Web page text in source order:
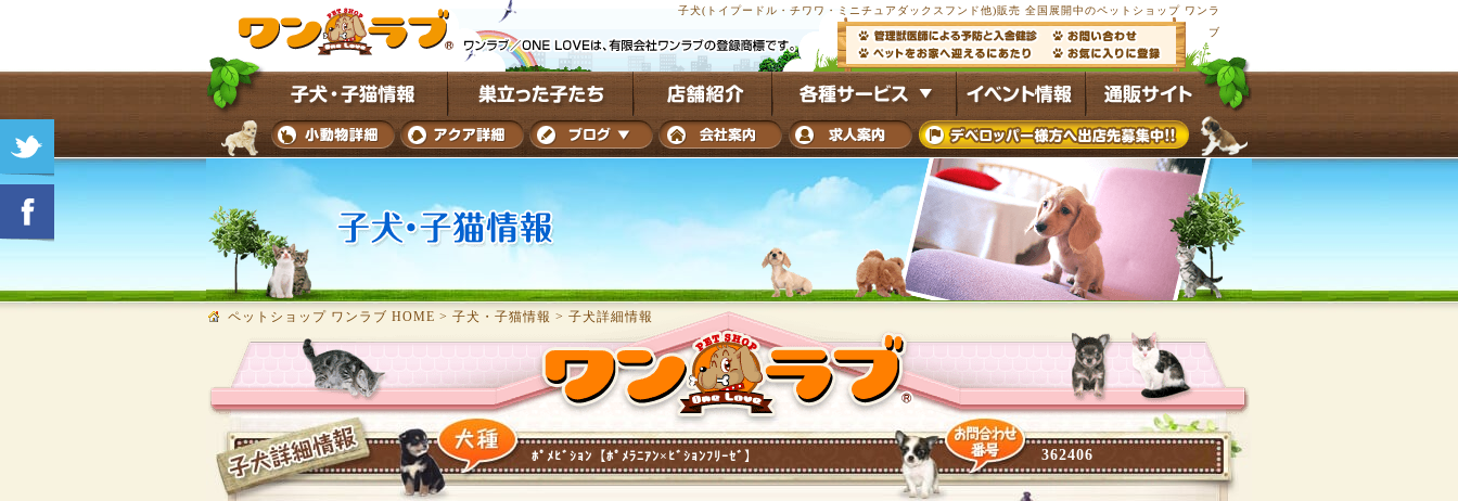
子犬(トイプードル・チワワ・ミニチュアダックスフンド他)販売 全国展開中のペットショップ ワンラ
ブ
ペットショップ ワンラブ HOME > 子犬・子猫情報 > 子犬詳細情報
ﾎﾟﾒﾋﾞｼｮﾝ【ﾎﾟﾒﾗﾆｱﾝ×ﾋﾞｼｮﾝﾌﾘｰｾﾞ】 362406